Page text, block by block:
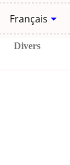
Français
Divers